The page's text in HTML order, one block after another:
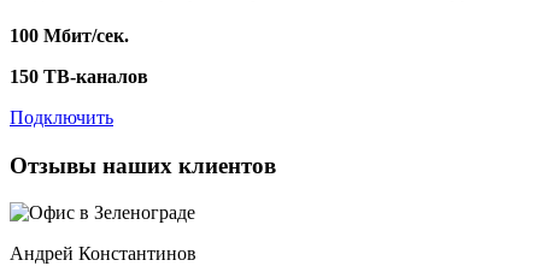
100 Мбит/сек.
150 ТВ-каналов
Подключить
Отзывы наших клиентов
Андрей Константинов